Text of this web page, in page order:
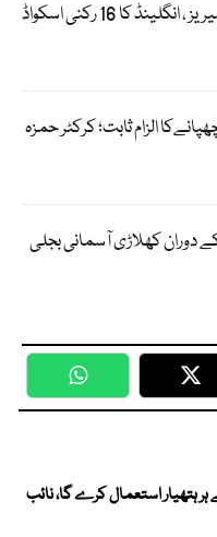
پاکستان کیخلاف ٹیسٹ سیریز ، انگلینڈ کا 16 رکنی اسکواڈ
الزام ثابت؛ کرکٹر حمزہ
دوران کھلاڑی آسمانی بجلی
WhatsApp
ہتھیار استعمال کرے گا، نائب